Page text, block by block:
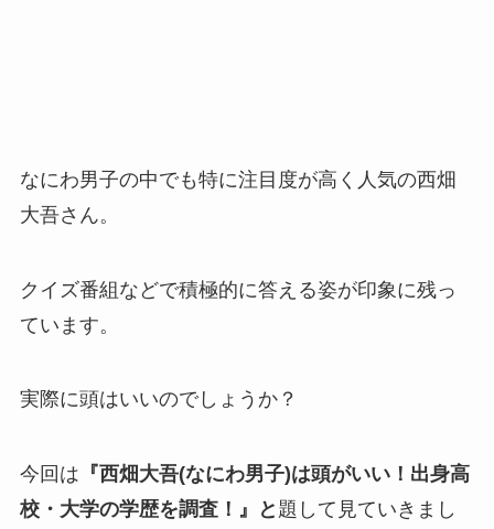
なにわ男子の中でも特に注目度が高く人気の西畑
大吾さん。
クイズ番組などで積極的に答える姿が印象に残っ
ています。
実際に頭はいいのでしょうか？
今回は 『西畑大吾(なにわ男子)は頭がいい！出身高
校・大学の学歴を調査！』と 題して見ていきまし